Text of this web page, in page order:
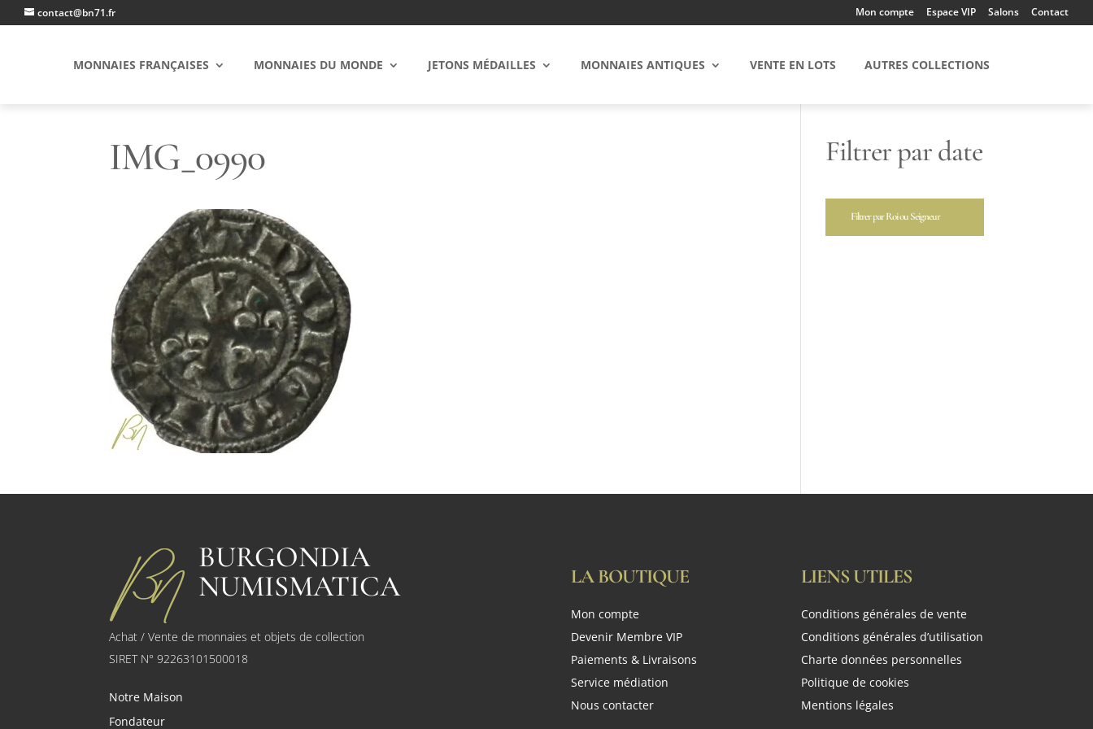
contact@bn71.fr Mon compte Espace VIP Salons Contact
MONNAIES FRANÇAISES MONNAIES DU MONDE JETONS MÉDAILLES MONNAIES ANTIQUES VENTE EN LOTS AUTRES COLLECTIONS
IMG_0990 Filtrer par date
Filtrer par Roi ou Seigneur
BURGONDIA
NUMISMATICA
Achat / Vente de monnaies et objets de collection
SIRET N° 92263101500018
Notre Maison
Fondateur
LA BOUTIQUE
Mon compte
Devenir Membre VIP
Paiements & Livraisons
Service médiation
Nous contacter
LIENS UTILES
Conditions générales de vente
Conditions générales d’utilisation
Charte données personnelles
Politique de cookies
Mentions légales